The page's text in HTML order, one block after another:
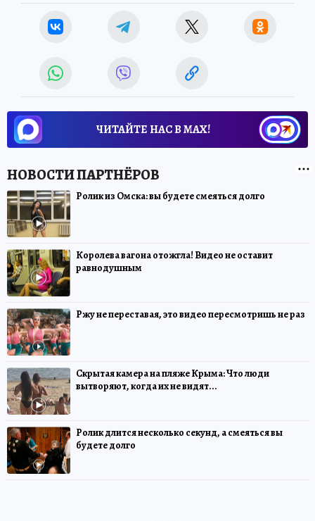
ЧИТАЙТЕ НАС В МАХ!
Ролик из Омска: вы будете смеяться долго
Королева вагона отожгла! Видео не оставит
равнодушным
Ржу не переставая, это видео пересмотришь не раз
Скрытая камера на пляже Крыма: Что люди
вытворяют, когда их не видят...
Ролик длится несколько секунд, а смеяться вы
будете долго